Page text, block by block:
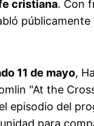
cristiana. Con
11 de mayo,
"At the
episodio del
para